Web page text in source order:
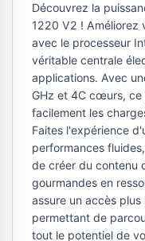
Découvrez la
1220 V2 ! Améliorez
avec le processeur
véritable centrale
applications. Avec
GHz et 4C cœurs, ce
facilement les
Faites l'expérience
performances
de créer du contenu
gourmandes en
assure un accès
permettant de
tout le potentiel de